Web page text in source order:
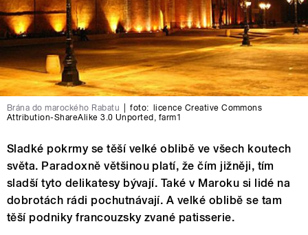
Brána do marockého Rabatu foto:
licence Creative Commons
Attribution-ShareAlike 3.0 Unported , farm1
Sladké pokrmy se těší velké oblibě ve všech koutech
světa. Paradoxně většinou platí, že čím jižněji, tím
sladší tyto delikatesy bývají. Také v Maroku si lidé na
dobrotách rádi pochutnávají. A velké oblibě se tam
těší podniky francouzsky zvané patisserie.